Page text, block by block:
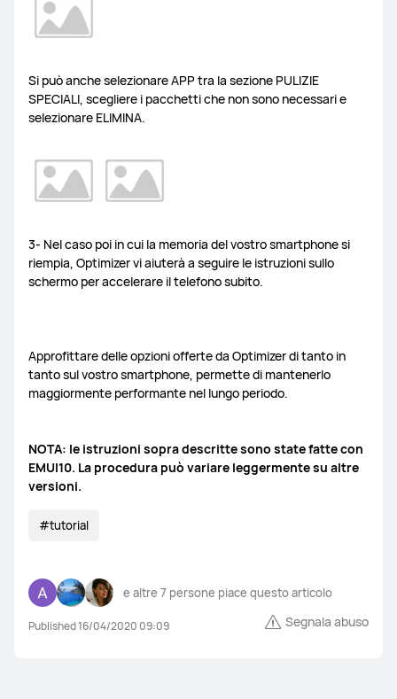
Si può anche selezionare APP tra la sezione PULIZIE
SPECIALI, scegliere i pacchetti che non sono necessari e
selezionare ELIMINA.
3- Nel caso poi in cui la memoria del vostro smartphone si
riempia, Optimizer vi aiuterà a seguire le istruzioni sullo
schermo per accelerare il telefono subito.
Approfittare delle opzioni offerte da Optimizer di tanto in
tanto sul vostro smartphone, permette di mantenerlo
maggiormente performante nel lungo periodo.
NOTA: le istruzioni sopra descritte sono state fatte con
EMUI10. La procedura può variare leggermente su altre
versioni.
#tutorial
e altre 7 persone piace questo articolo
Published 16/04/2020 09:09 Segnala abuso